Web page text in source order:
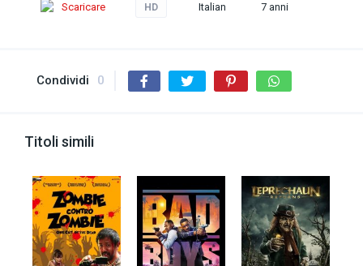
Scaricare HD Italian 7 anni
Condividi 0
Titoli simili